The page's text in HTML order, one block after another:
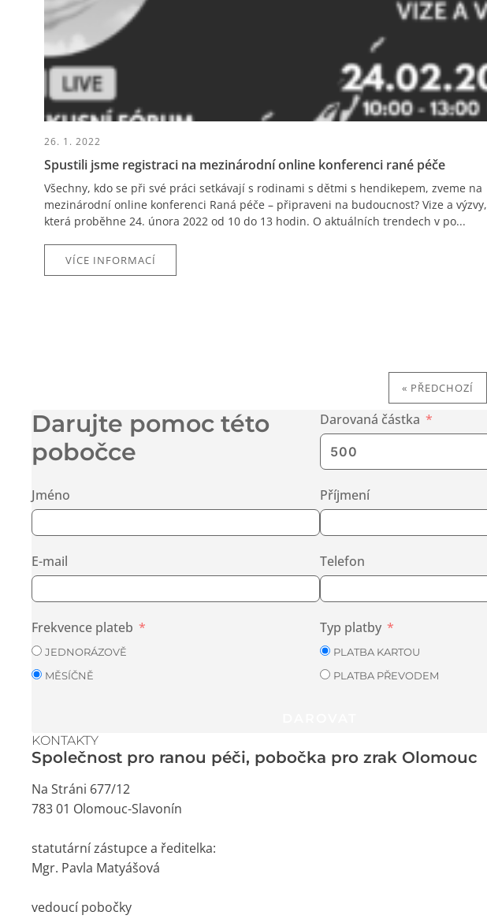
26. 1. 2022
Spustili jsme registraci na mezinárodní online konferenci rané péče
Všechny, kdo se při své práci setkávají s rodinami s dětmi s hendikepem, zveme na
mezinárodní online konferenci Raná péče – připraveni na budoucnost? Vize a výzvy,
která proběhne 24. února 2022 od 10 do 13 hodin. O aktuálních trendech v po...
VÍCE INFORMACÍ
« PŘEDCHOZÍ
Darujte pomoc této
pobočce
Darovaná částka
Jméno Příjmení
E-mail Telefon
Frekvence plateb
JEDNORÁZOVĚ
MĚSÍČNĚ
Typ platby
PLATBA KARTOU
PLATBA PŘEVODEM
KONTAKTY
Společnost pro ranou péči, pobočka pro zrak Olomouc
Na Stráni 677/12
783 01 Olomouc-Slavonín
statutární zástupce a ředitelka:
Mgr. Pavla Matyášová
vedoucí pobočky